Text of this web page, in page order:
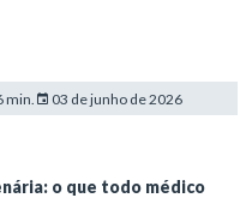
min. 03 de junho de 2026
o que todo médico